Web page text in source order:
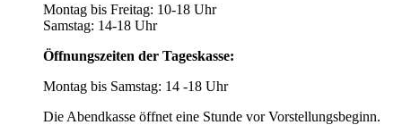
Montag bis Freitag: 10-18 Uhr
Samstag: 14-18 Uhr
Öffnungszeiten der Tageskasse:
Montag bis Samstag: 14 -18 Uhr
Die Abendkasse öffnet eine Stunde vor Vorstellungsbeginn.